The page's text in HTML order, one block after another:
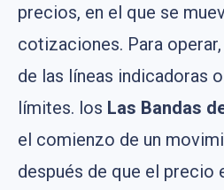
precios, en el que se
cotizaciones. Para
de las líneas indicadoras
límites. los Las Bandas
el comienzo de un
después de que el precio